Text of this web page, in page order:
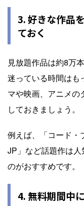
3. 好きな作品
ておく
見放題作品は約8万
迷っている時間はも
マや映画、アニメの
しておきましょう。
例えば、「コード・
JP」など話題作は
のがおすすめです。
4. 無料期間中